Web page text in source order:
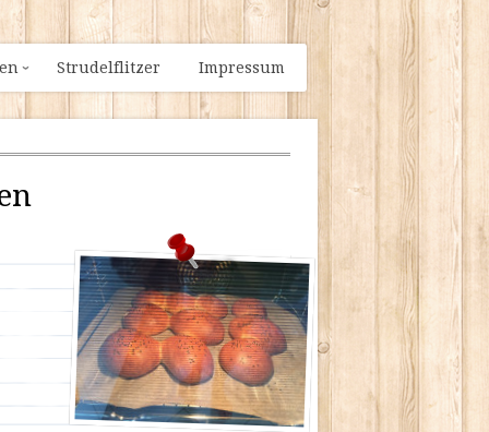
Strudelflitzer Impressum